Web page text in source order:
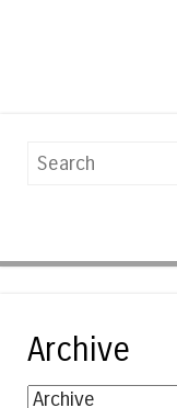
Search
Archive